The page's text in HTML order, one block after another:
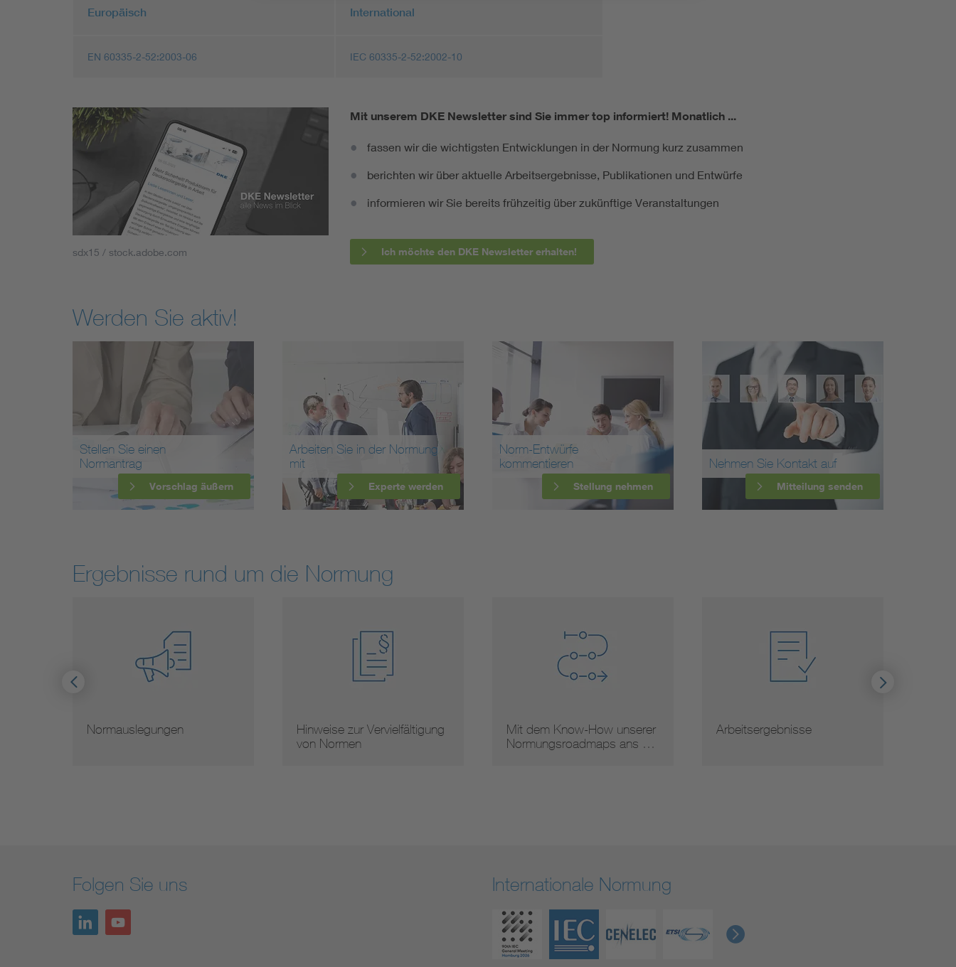
Europäisch International
EN 60335-2-52:2003-06 IEC 60335-2-52:2002-10
sdx15 / stock.adobe.com
Mit unserem DKE Newsletter sind Sie immer top informiert! Monatlich ...
fassen wir die wichtigsten Entwicklungen in der Normung kurz zusammen
berichten wir über aktuelle Arbeitsergebnisse, Publikationen und Entwürfe
informieren wir Sie bereits frühzeitig über zukünftige Veranstaltungen
Ich möchte den DKE Newsletter erhalten!
Werden Sie aktiv!
Stellen Sie einen
Normantrag
Vorschlag äußern
Arbeiten Sie in der Normung
mit
Experte werden
Norm-Entwürfe
kommentieren
Stellung nehmen
Nehmen Sie Kontakt auf
Mitteilung senden
Ergebnisse rund um die Normung
Normauslegungen
Hinweise zur Vervielfältigung
von Normen
Mit dem Know-How unserer
Normungsroadmaps ans …
Arbeitsergebnisse
Folgen Sie uns Internationale Normung